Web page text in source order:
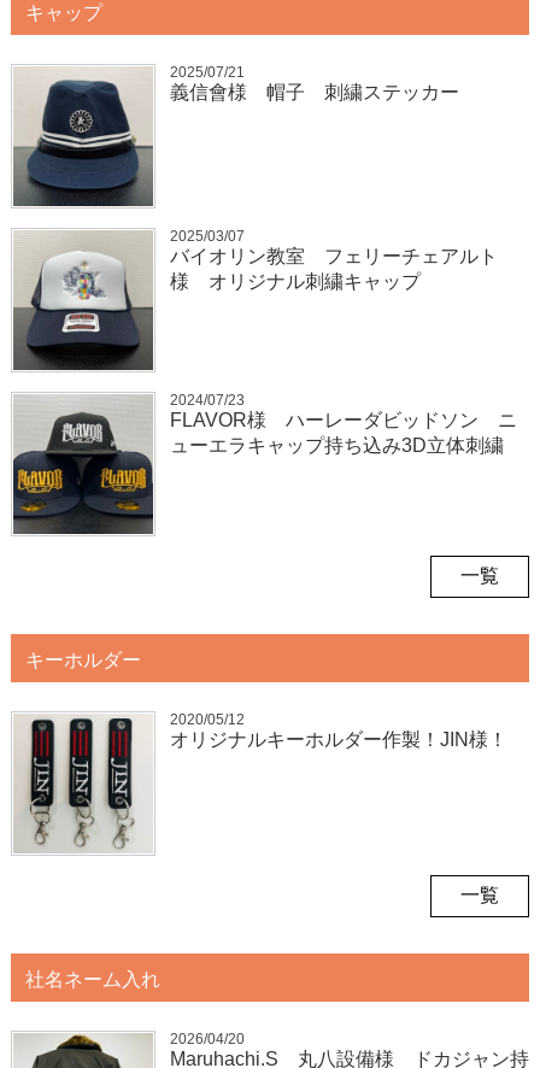
キャップ
2025/07/21
義信會様 帽子 刺繍ステッカー
2025/03/07
バイオリン教室 フェリーチェアルト
様 オリジナル刺繍キャップ
2024/07/23
FLAVOR様 ハーレーダビッドソン ニ
ューエラキャップ持ち込み3D立体刺繍
一覧
キーホルダー
2020/05/12
オリジナルキーホルダー作製！JIN様！
一覧
社名ネーム入れ
2026/04/20
Maruhachi.S 丸八設備様 ドカジャン持